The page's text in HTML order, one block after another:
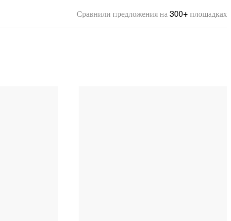
Сравнили предложения на 300+ площадках